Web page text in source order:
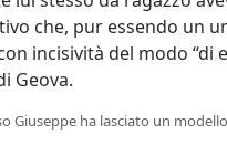
che, pur essendo un
incisività del modo “di
Geova.
Giuseppe ha lasciato un